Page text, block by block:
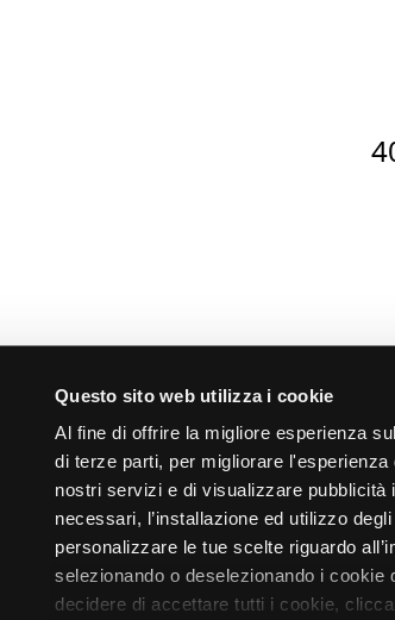
Questo sito web utilizza i cookie
Al fine di offrire la migliore esperienza
di terze parti, per migliorare
nostri servizi e di visualizzare
necessari, l’installazione ed utilizzo
personalizzare le tue scelte riguardo
selezionando o deselezionando i cookie
decidere di accettare tutti i cookie,